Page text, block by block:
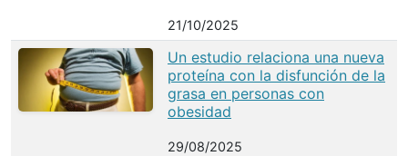
21/10/2025
Un estudio relaciona una nueva
proteína con la disfunción de la
grasa en personas con
obesidad
29/08/2025